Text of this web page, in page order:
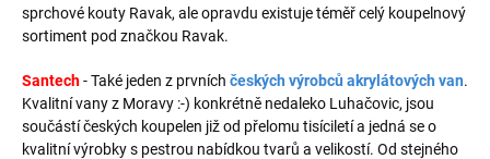
sprchové kouty Ravak, ale opravdu existuje téměř celý koupelnový
sortiment pod značkou Ravak.
Santech- Také jeden z prvních českých výrobců akrylátových van.
Kvalitní vany z Moravy :-) konkrétně nedaleko Luhačovic, jsou
součástí českých koupelen již od přelomu tisíciletí a jedná se o
kvalitní výrobky s pestrou nabídkou tvarů a velikostí. Od stejného